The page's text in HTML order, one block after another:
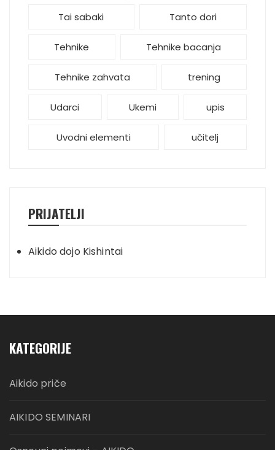
Tai sabaki Tanto dori
Tehnike Tehnike bacanja
Tehnike zahvata trening
Udarci Ukemi upis
Uvodni elementi učitelj
PRIJATELJI
Aikido dojo Kishintai
KATEGORIJE
Aikido priče
AIKIDO SEMINARI